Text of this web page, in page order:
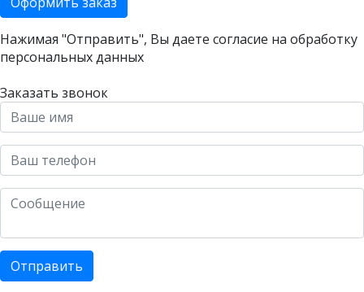
Нажимая "Отправить", Вы даете согласие на обработку
персональных данных
Заказать звонок
Отправить